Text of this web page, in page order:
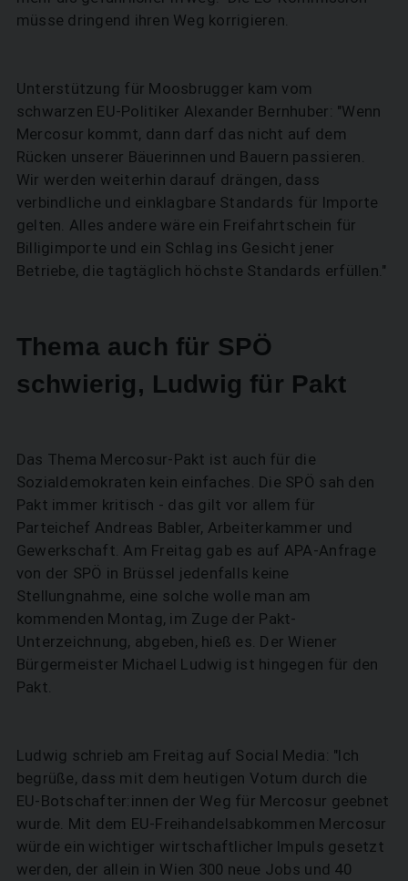
müsse dringend ihren Weg korrigieren.
Unterstützung für Moosbrugger kam vom
schwarzen EU-Politiker Alexander Bernhuber: "Wenn
Mercosur kommt, dann darf das nicht auf dem
Rücken unserer Bäuerinnen und Bauern passieren.
Wir werden weiterhin darauf drängen, dass
verbindliche und einklagbare Standards für Importe
gelten. Alles andere wäre ein Freifahrtschein für
Billigimporte und ein Schlag ins Gesicht jener
Betriebe, die tagtäglich höchste Standards erfüllen."
Thema auch für SPÖ
schwierig, Ludwig für Pakt
Das Thema Mercosur-Pakt ist auch für die
Sozialdemokraten kein einfaches. Die SPÖ sah den
Pakt immer kritisch - das gilt vor allem für
Parteichef Andreas Babler, Arbeiterkammer und
Gewerkschaft. Am Freitag gab es auf APA-Anfrage
von der SPÖ in Brüssel jedenfalls keine
Stellungnahme, eine solche wolle man am
kommenden Montag, im Zuge der Pakt-
Unterzeichnung, abgeben, hieß es. Der Wiener
Bürgermeister Michael Ludwig ist hingegen für den
Pakt.
Ludwig schrieb am Freitag auf Social Media: "Ich
begrüße, dass mit dem heutigen Votum durch die
EU-Botschafter:innen der Weg für Mercosur geebnet
wurde. Mit dem EU-Freihandelsabkommen Mercosur
würde ein wichtiger wirtschaftlicher Impuls gesetzt
werden, der allein in Wien 300 neue Jobs und 40
SUCHEN